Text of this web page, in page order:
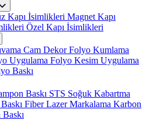
Kapı İsimlikleri Magnet Kapı
Özel Kapı İsimlikleri
Cam Dekor Folyo Kumlama
Uygulama Folyo Kesim Uygulama
Baskı
Baskı STS Soğuk Kabartma
Fiber Lazer Markalama Karbon
Baskı